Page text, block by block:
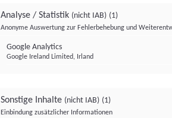
Analyse / Statistik (nicht IAB) (1)
Anonyme Auswertung zur Fehlerbehebung und
Google Analytics
Google Ireland Limited, Irland
Sonstige Inhalte (nicht IAB) (1)
Einbindung zusätzlicher Informationen